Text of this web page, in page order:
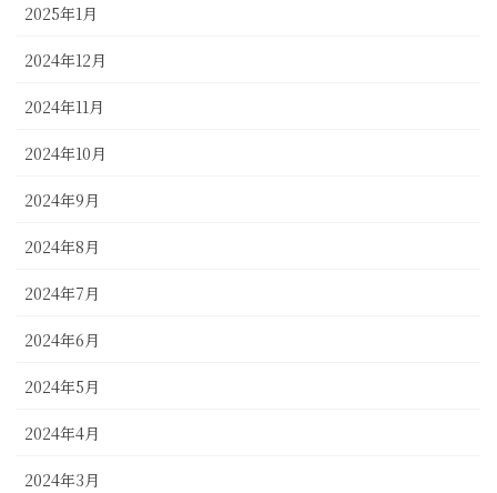
2025年1月
2024年12月
2024年11月
2024年10月
2024年9月
2024年8月
2024年7月
2024年6月
2024年5月
2024年4月
2024年3月